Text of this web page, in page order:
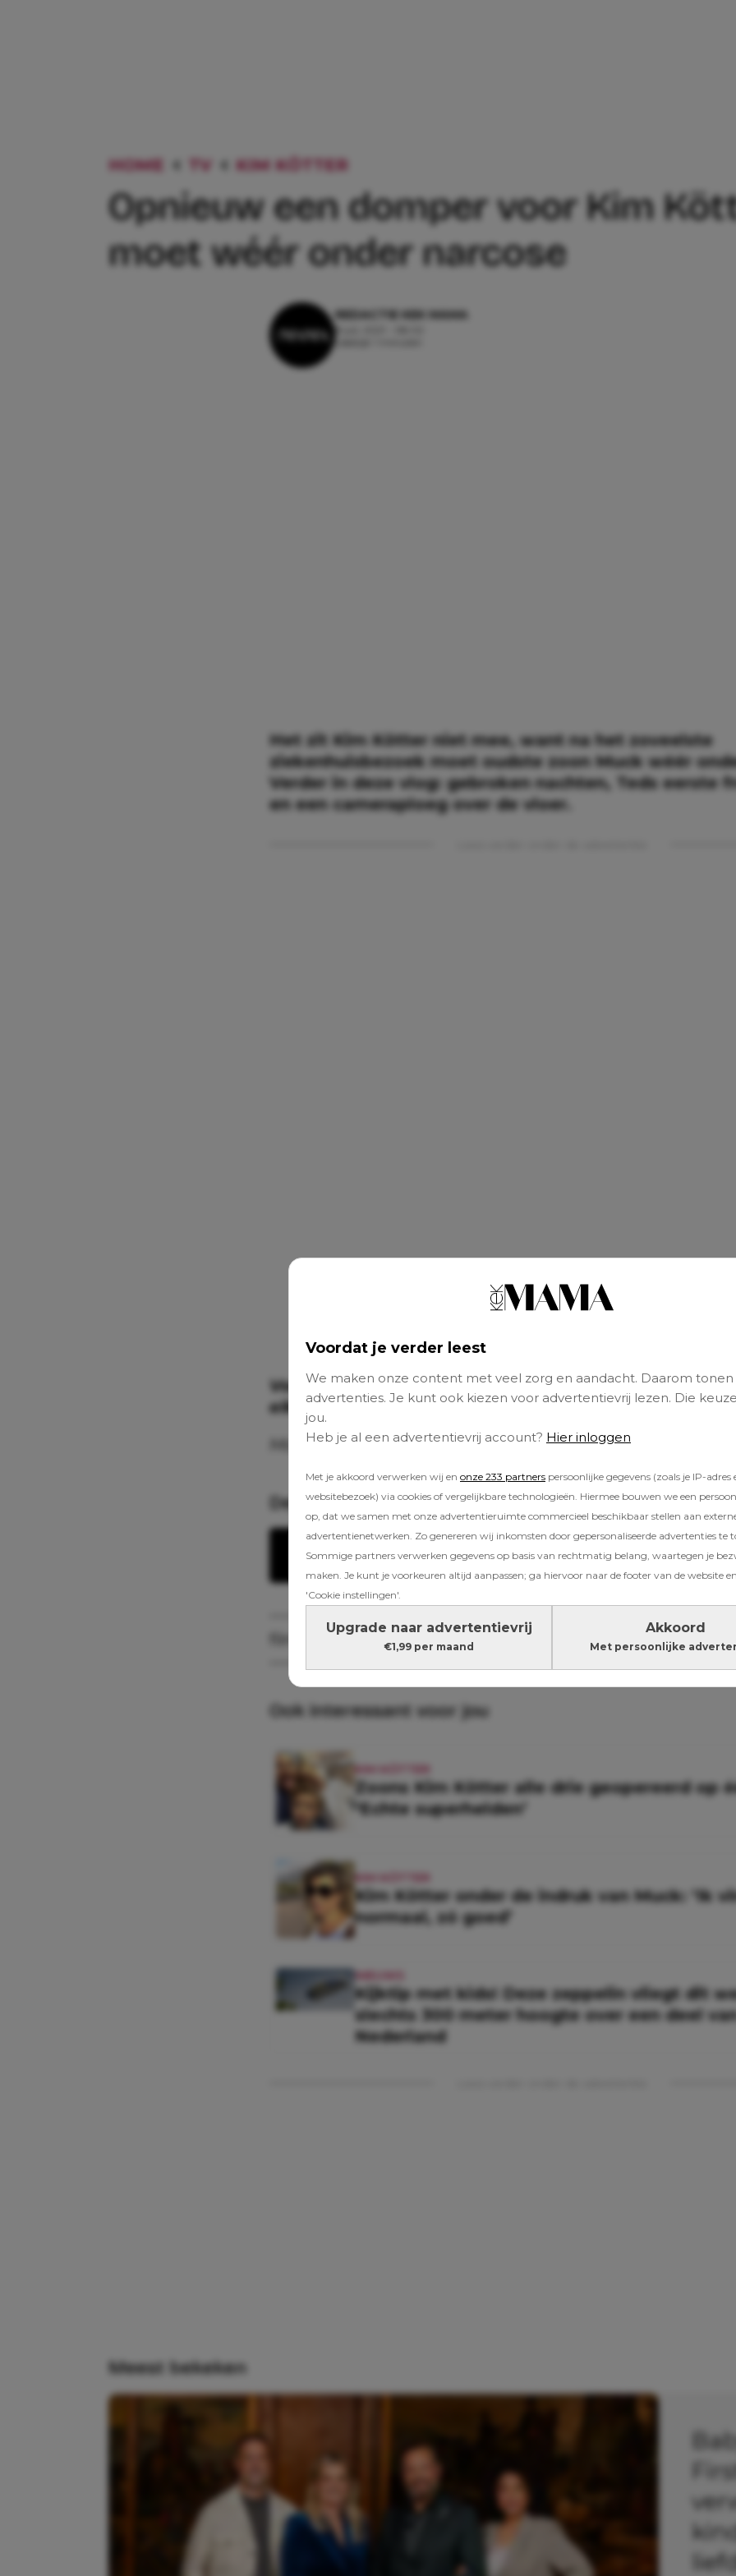
Voordat je verder leest
We maken onze content met veel zorg en aandacht. Daarom tonen
advertenties. Je kunt ook kiezen voor advertentievrij lezen. Die
jou.
Heb je al een advertentievrij account? Hier inloggen
Met je akkoord verwerken wij en onze 233 partners persoonlijke gegevens (zoals je IP-adres
websitebezoek) via cookies of vergelijkbare technologieën. Hiermee bouwen we een
op, dat we samen met onze advertentieruimte commercieel beschikbaar stellen aan
advertentienetwerken. Zo genereren wij inkomsten door gepersonaliseerde advertenties te
Sommige partners verwerken gegevens op basis van rechtmatig belang, waartegen je
maken. Je kunt je voorkeuren altijd aanpassen; ga hiervoor naar de footer van de website
'Cookie instellingen'.
Upgrade naar advertentievrij
€1,99 per maand
Akkoord
Met persoonlijke
HOME TV KIM KÖTTER
Opnieuw een domper voor Kim
moet wéér onder narcose
REDACTIE KEK MAMA
8 juli, 2021 - 08:02
Het zit Kim Kötter niet mee, want na het zoveelste
ziekenhuisbezoek moet oudste zoon Muck wéér
Verder in deze vlog: gebroken nachten, Teds eerste
en een cameraploeg over de vloer.
Voor meer video’s van Kim: check haarYouTube-
elke donderdag om 10.00 uur opKek Mama TV.
Montage: Lisanne Tinga
Delen
Delen
Kek Mama TVkim kotter
Ook interessant voor jou
Zoons Kim Kötter alle drie geopereerd op
‘Echte superhelden’
Kim Kötter onder de indruk van Muck: ‘Ik
normaal, zó goed’
Kijktip met kids! Deze zeppelin vliegt dit
slechts 300 meter hoogte over een deel
Nederland
Meest bekeken